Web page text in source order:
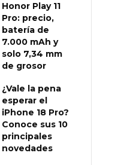
Honor Play 11
Pro: precio,
batería de
7.000 mAh y
solo 7,34 mm
de grosor
¿Vale la pena
esperar el
iPhone 18 Pro?
Conoce sus 10
principales
novedades